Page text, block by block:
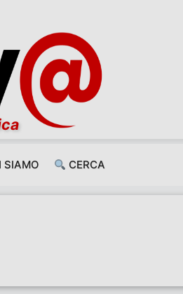
SIAMO CERCA